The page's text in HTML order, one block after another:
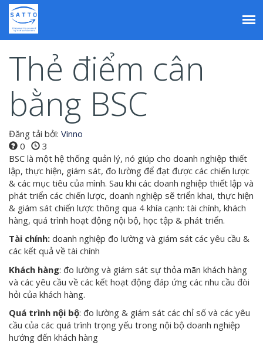
Nhảy
đến
nội
dungTab
chính
Thẻ điểm cân
bằng BSC
Đăng tải bởi: Vinno
0
3
BSC là một hệ thống quản lý, nó giúp cho doanh nghiệp thiết
lập, thực hiện, giám sát, đo lường để đạt được các chiến lược
& các mục tiêu của mình. Sau khi các doanh nghiệp thiết lập và
phát triển các chiến lược, doanh nghiệp sẽ triển khai, thực hiện
& giám sát chiến lược thông qua 4 khía cạnh: tài chính, khách
hàng, quá trình hoạt động nội bộ, học tập & phát triển.
Tài chính: doanh nghiệp đo lường và giám sát các yêu cầu &
các kết quả về tài chính
Khách hàng: đo lường và giám sát sự thỏa mãn khách hàng
và các yêu cầu về các kết hoạt động đáp ứng các nhu cầu đòi
hỏi của khách hàng.
Quá trình nội bộ: đo lường & giám sát các chỉ số và các yêu
cầu của các quá trình trọng yếu trong nội bộ doanh nghiệp
hướng đến khách hàng